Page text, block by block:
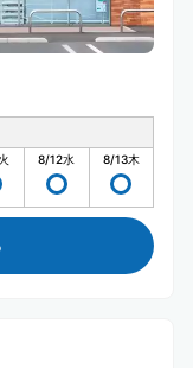
火 8/12水 8/13木